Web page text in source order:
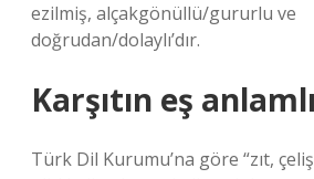
ezilmiş, alçakgönüllü/gururlu ve
doğrudan/dolaylı’dır.
Karşıtın eş
Türk Dil Kurumu’na göre “zıt,